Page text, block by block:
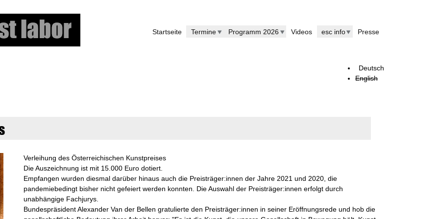
Startseite Termine Programm 2026 Videos esc info Presse
Deutsch
English
Verleihung des Österreichischen Kunstpreises
Die Auszeichnung ist mit 15.000 Euro dotiert.
Empfangen wurden diesmal darüber hinaus auch die Preisträger:innen der Jahre 2021 und 2020, die
pandemiebedingt bisher nicht gefeiert werden konnten. Die Auswahl der Preisträger:innen erfolgt durch
unabhängige Fachjurys.
Bundespräsident Alexander Van der Bellen gratulierte den Preisträger:innen in seiner Eröffnungsrede und hob die